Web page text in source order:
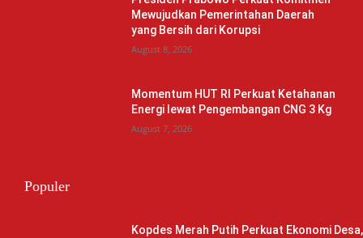
Mewujudkan Pemerintahan Daerah
yang Bersih dari Korupsi
August 8, 2026
Momentum HUT RI Perkuat Ketahanan
Energi lewat Pengembangan CNG 3 Kg
August 7, 2026
Populer
Kopdes Merah Putih Perkuat Ekonomi